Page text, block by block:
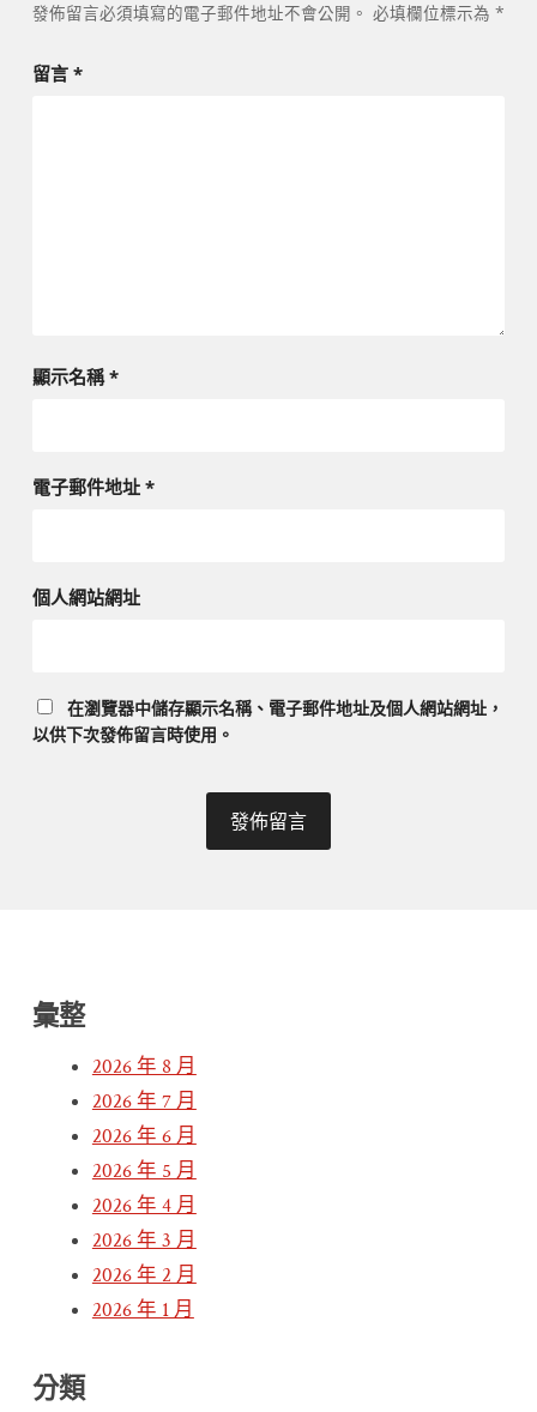
發佈留言必須填寫的電子郵件地址不會公開。 必填欄位標示為 *
留言 *
顯示名稱*
電子郵件地址 *
個人網站網址
在瀏覽器中儲存顯示名稱、電子郵件地址及個人網站網址，
以供下次發佈留言時使用。
彙整
2026 年 8 月
2026 年 7 月
2026 年 6 月
2026 年 5 月
2026 年 4 月
2026 年 3 月
2026 年 2 月
2026 年 1 月
分類